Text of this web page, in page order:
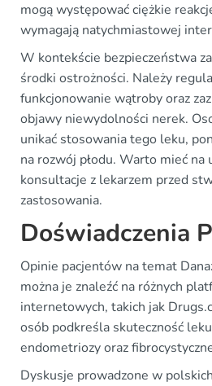
mogą występować ciężkie
wymagają natychmiastowej
W kontekście bezpieczeństwa
środki ostrożności. Należy
funkcjonowanie wątroby oraz
objawy niewydolności nerek.
unikać stosowania tego leku,
na rozwój płodu. Warto mieć na
konsultacje z lekarzem przed
zastosowania.
Doświadczenia
Opinie pacjentów na temat
można je znaleźć na różnych
internetowych, takich jak
osób podkreśla skuteczność
endometriozy oraz
Dyskusje prowadzone w